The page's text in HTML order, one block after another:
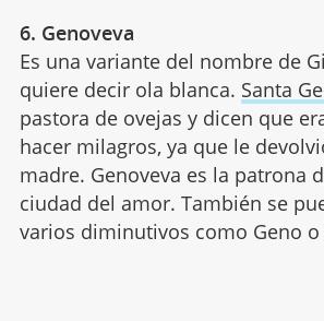
6. Genoveva
Es una variante del nombre de
quiere decir ola blanca. Santa
pastora de ovejas y dicen que
hacer milagros, ya que le
madre. Genoveva es la patrona
ciudad del amor. También se
varios diminutivos como Geno o